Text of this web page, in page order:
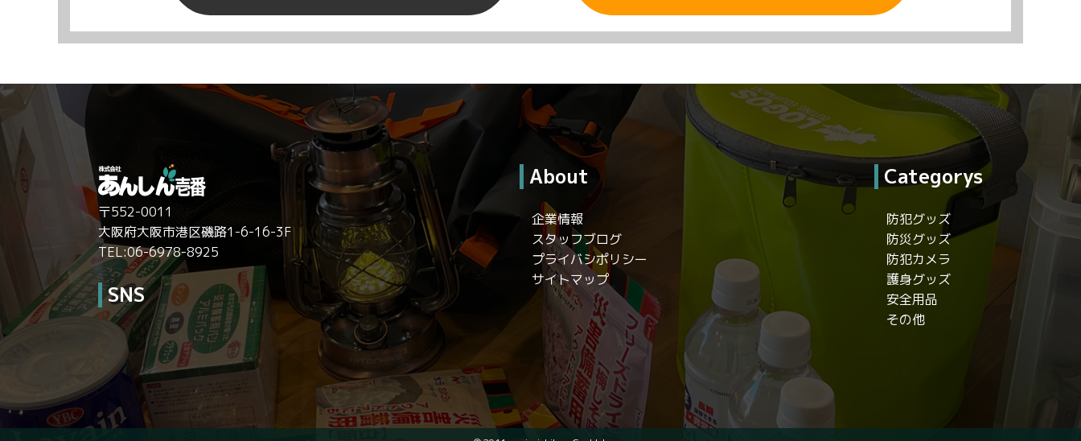
〒552-0011
大阪府大阪市港区磯路1-6-16-3F
TEL:06-6978-8925
SNS
About
企業情報
スタッフブログ
プライバシポリシー
サイトマップ
Categorys
防犯グッズ
防災グッズ
防犯カメラ
護身グッズ
安全用品
その他